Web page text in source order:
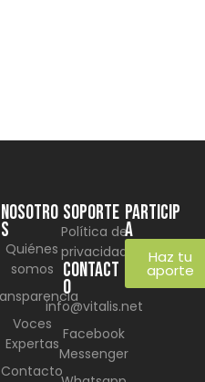
NOSOTRO
S
Quiénes
somos
Voces
Expertas
Contacto
SOPORTE
Política de
privacidad
CONTACT
O
info@vitalis.net
Facebook
Messenger
Particip
a
Haz tu
aporte